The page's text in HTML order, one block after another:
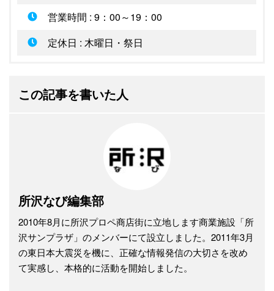
営業時間 : 9：00～19：00
定休日 : 木曜日・祭日
この記事を書いた人
所沢なび編集部
2010年8月に所沢プロペ商店街に立地します商業施設「所
沢サンプラザ」のメンバーにて設立しました。2011年3月
の東日本大震災を機に、正確な情報発信の大切さを改め
て実感し、本格的に活動を開始しました。